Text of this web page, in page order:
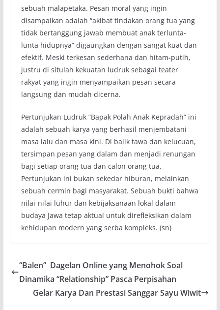
sebuah malapetaka. Pesan moral yang ingin
disampaikan adalah “akibat tindakan orang tua yang
tidak bertanggung jawab membuat anak terlunta-
lunta hidupnya” digaungkan dengan sangat kuat dan
efektif. Meski terkesan sederhana dan hitam-putih,
justru di situlah kekuatan ludruk sebagai teater
rakyat yang ingin menyampaikan pesan secara
langsung dan mudah dicerna.
Pertunjukan Ludruk “Bapak Polah Anak Kepradah” ini
adalah sebuah karya yang berhasil menjembatani
masa lalu dan masa kini. Di balik tawa dan kelucuan,
tersimpan pesan yang dalam dan menjadi renungan
bagi setiap orang tua dan calon orang tua.
Pertunjukan ini bukan sekedar hiburan, melainkan
sebuah cermin bagi masyarakat. Sebuah bukti bahwa
nilai-nilai luhur dan kebijaksanaan lokal dalam
budaya Jawa tetap aktual untuk direfleksikan dalam
kehidupan modern yang serba kompleks. (sn)
“Balen” Dagelan Online yang Menohok Soal
Dinamika “Relationship” Pasca Perpisahan
Gelar Karya Dan Prestasi Sanggar Sayu Wiwit